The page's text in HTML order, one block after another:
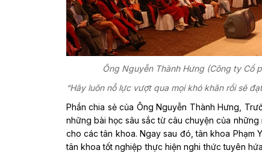
Ông Nguyễn Thành Hưng (Công ty Cổ
“Hãy luôn nỗ lực vượt qua mọi khó khăn rồi sẽ
Phần chia sẻ của Ông Nguyễn Thành Hưng,
những bài học sâu sắc từ câu chuyện của
cho các tân khoa. Ngay sau đó, tân khoa Phạm
tân khoa tốt nghiệp thực hiện nghi thức tuyên